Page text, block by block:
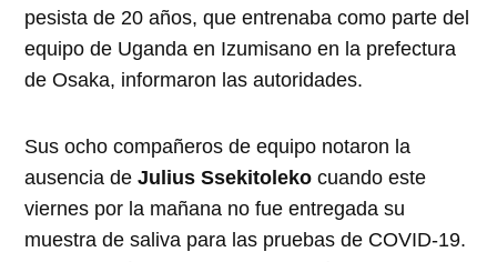
pesista de 20 años, que entrenaba como parte del
equipo de Uganda en Izumisano en la prefectura
de Osaka, informaron las autoridades.
Sus ocho compañeros de equipo notaron la
ausencia de Julius Ssekitoleko cuando este
viernes por la mañana no fue entregada su
muestra de saliva para las pruebas de COVID-19.